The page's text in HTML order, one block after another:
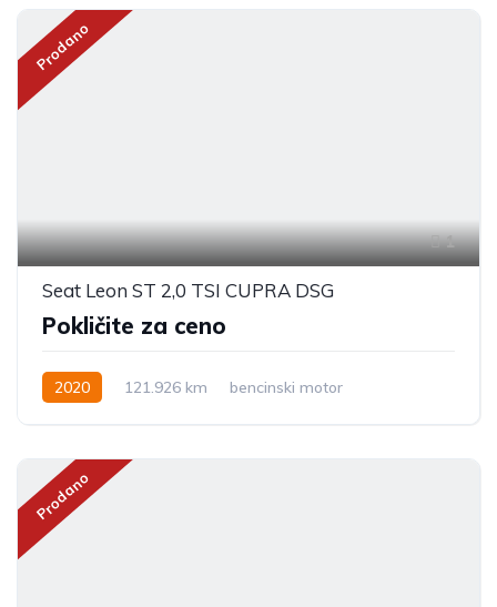
Prodano
1
Seat Leon ST 2,0 TSI CUPRA DSG
Pokličite za ceno
2020 121.926 km bencinski motor
Prodano